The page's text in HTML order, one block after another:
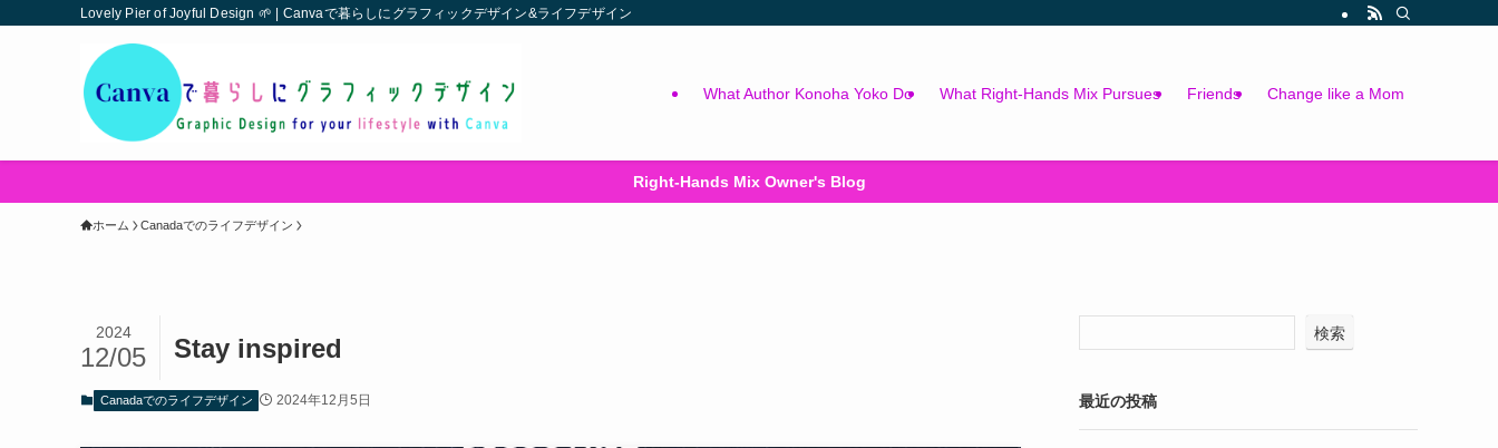
Lovely Pier of Joyful Design 🌱 | Canvaで暮らしにグラフィックデザイン&ライフデザイン
What Author Konoha Yoko Do What Right-Hands Mix Pursues Friends Change like a Mom
Right-Hands Mix Owner's Blog
ホーム Canadaでのライフデザイン
Stay inspired
2024
12/05
Canadaでのライフデザイン 2024年12月5日
検索
最近の投稿